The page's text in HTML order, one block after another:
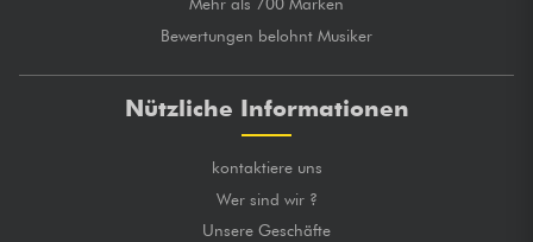
Bewertungen belohnt Musiker
Nützliche Informationen
kontaktiere uns
Wer sind wir ?
Unsere Geschäfte